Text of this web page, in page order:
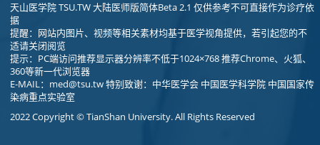
天山医学院 TSU.TW 大陆医师版简体Beta 2.1 仅供参考不可直接作为诊疗依
据
提醒：网站内图片、视频等相关素材均基于医学视角提供，若引起您的不
适请关闭阅览
提示：PC端访问推荐显示器分辨率不低于1024×768 推荐Chrome、火狐、
360等新一代浏览器
E-MAIL： med@tsu.tw特别致谢：中华医学会 中国医学科学院 中国国家传
染病重点实验室
2022 Copyright © TianShan University. All Rights Reserved